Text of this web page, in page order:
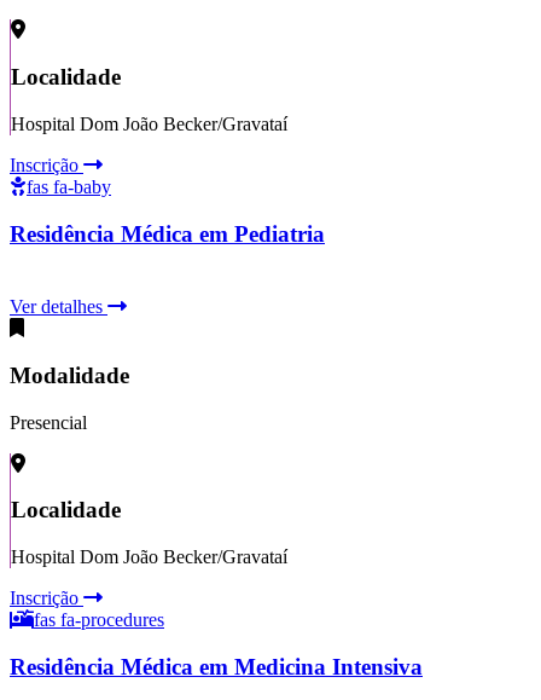
Localidade
Hospital Dom João Becker/Gravataí
Inscrição
fas fa-baby
Residência Médica em Pediatria
Ver detalhes
Modalidade
Presencial
Localidade
Hospital Dom João Becker/Gravataí
Inscrição
fas fa-procedures
Residência Médica em Medicina Intensiva